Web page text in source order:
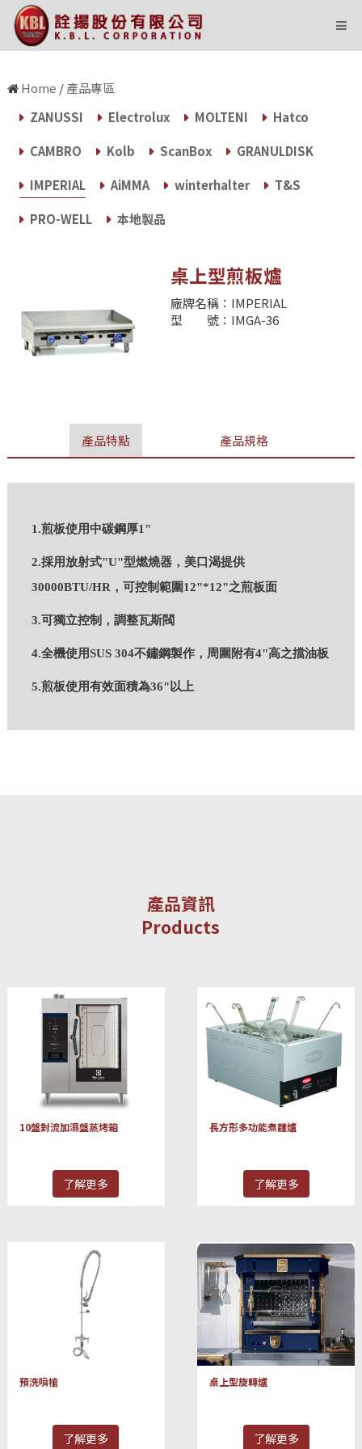
state='Y' and i=604 and ID=48
Home /產品專區
ZANUSSI
Electrolux MOLTENI
Hatco
CAMBRO
Kolb ScanBox
GRANULDISK
IMPERIAL
AiMMA winterhalter
T&S
PRO-WELL
本地製品
桌上型煎板爐
廠牌名稱：IMPERIAL
型 號：IMGA-36
產品特點 產品規格
1.煎板使用中碳鋼厚1"
2.採用放射式"U"型燃燒器，美口渴提供
30000BTU/HR，可控制範圍12"*12"之煎板面
3.可獨立控制，調整瓦斯閥
4.全機使用SUS 304不鏽鋼製作，周圍附有4"高之擋油板
5.煎板使用有效面積為36"以上
產品資訊
Products
10盤對流加濕盤蒸烤箱
了解更多
長方形多功能煮麵爐
了解更多
預洗噴槍
了解更多
桌上型旋轉爐
了解更多